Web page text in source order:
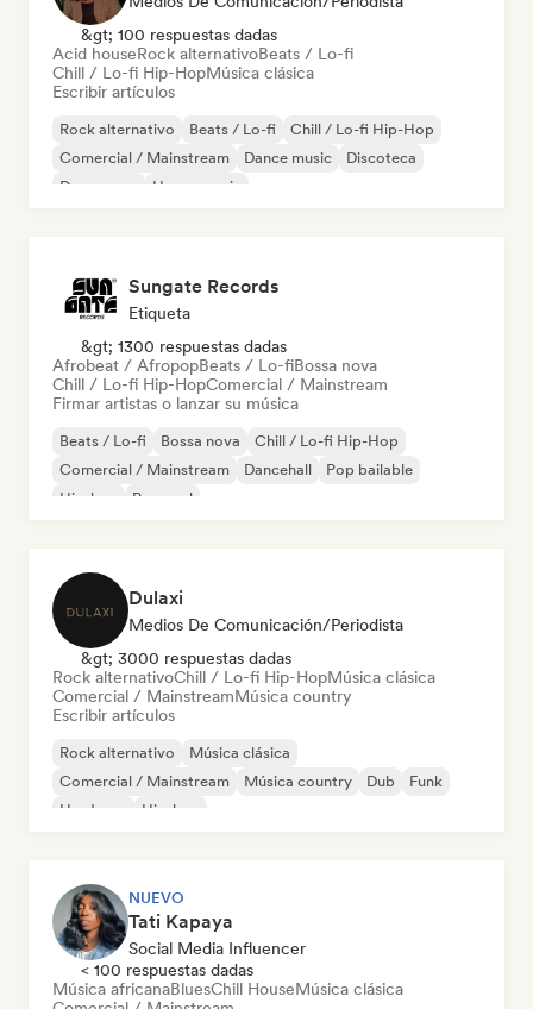
&gt; 100 respuestas dadas
Acid houseRock alternativoBeats / Lo-fi
Chill / Lo-fi Hip-HopMúsica clásica
Escribir artículos
Rock alternativo Beats / Lo-fi
Chill / Lo-fi Hip-Hop
Comercial / Mainstream
Dance music
Discoteca
Dream pop
House music
Sungate Records
Etiqueta
&gt; 1300 respuestas dadas
Afrobeat / AfropopBeats / Lo-fiBossa nova
Chill / Lo-fi Hip-HopComercial / Mainstream
Firmar artistas o lanzar su música
Beats / Lo-fi Bossa nova
Chill / Lo-fi Hip-Hop
Comercial / Mainstream
Dancehall
Pop bailable
Hip-hop
Pop soul
Dulaxi
Medios De Comunicación/Periodista
&gt; 3000 respuestas dadas
Rock alternativoChill / Lo-fi Hip-HopMúsica clásica
Comercial / MainstreamMúsica country
Escribir artículos
Rock alternativo
Música clásica
Comercial / Mainstream
Música country Dub
Funk
Hardcore
Hip-hop
NUEVO
Tati Kapaya
Social Media Influencer
< 100 respuestas dadas
Música africanaBluesChill HouseMúsica clásica